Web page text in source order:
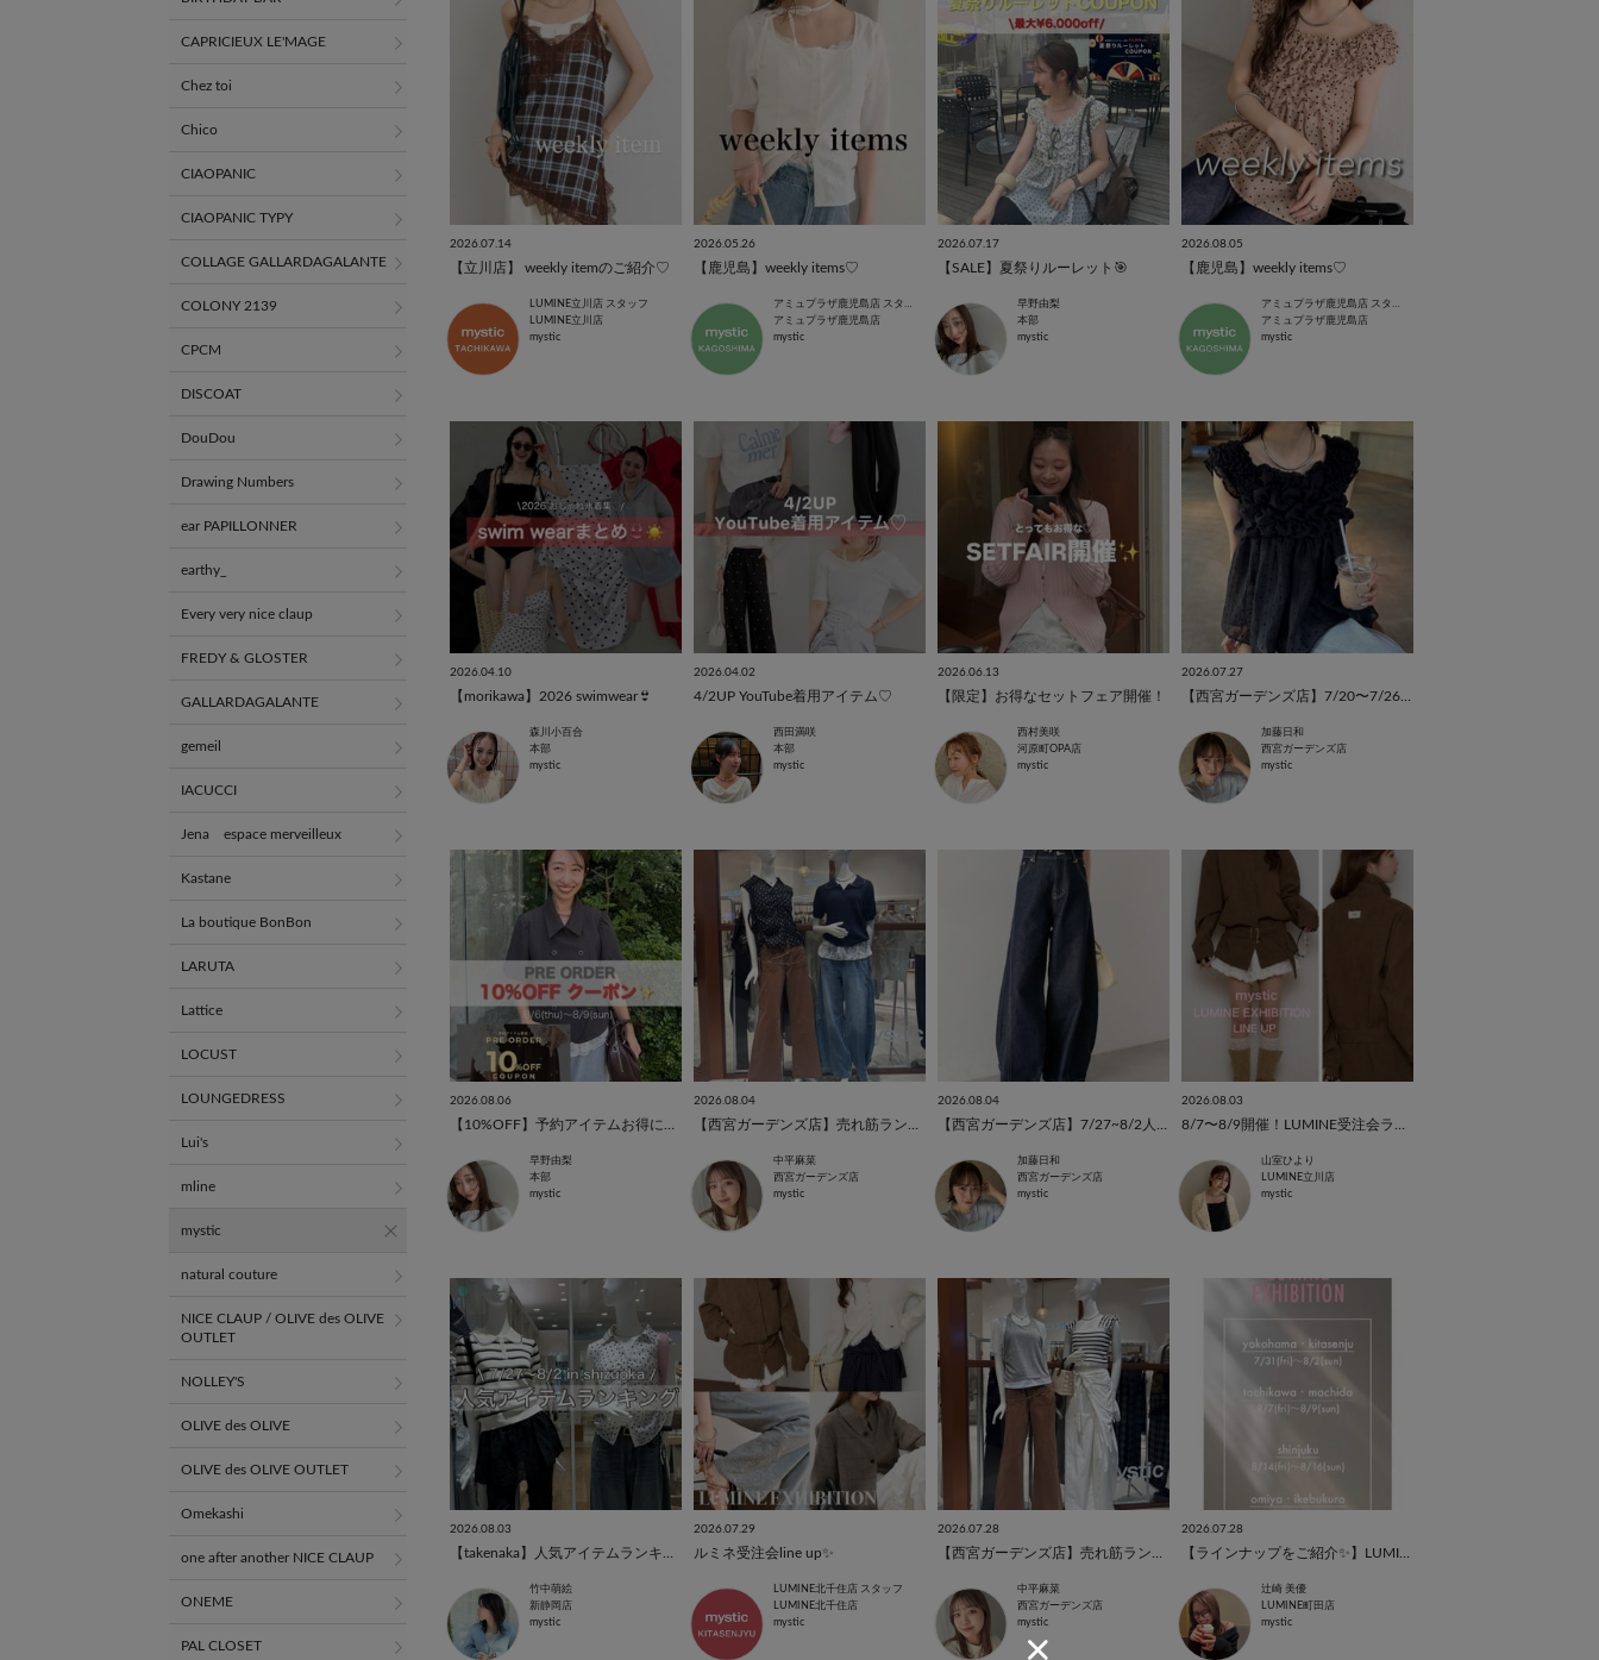
2026.07.14
【立川店】 weekly itemのご紹介♡
LUMINE立川店 スタッフ
LUMINE立川店
mystic
2026.05.26
【鹿児島】weekly items♡
アミュプラザ鹿児島店 スタッフ
アミュプラザ鹿児島店
mystic
2026.07.17
【SALE】夏祭りルーレット🎯
早野由梨
本部
mystic
2026.08.05
【鹿児島】weekly items♡
アミュプラザ鹿児島店 スタッフ
アミュプラザ鹿児島店
mystic
2026.04.10
【morikawa】2026 swimwear👙
森川小百合
本部
mystic
2026.04.02
4/2UP YouTube着用アイテム♡
西田満咲
本部
mystic
2026.06.13
【限定】お得なセットフェア開催！
西村美咲
河原町OPA店
mystic
2026.07.27
加藤日和
西宮ガーデンズ店
mystic
2026.08.06
早野由梨
本部
mystic
2026.08.04
中平麻菜
西宮ガーデンズ店
mystic
2026.08.04
加藤日和
西宮ガーデンズ店
mystic
2026.08.03
山室ひより
LUMINE立川店
mystic
2026.08.03
竹中萌絵
新静岡店
mystic
2026.07.29
ルミネ受注会line up✨
LUMINE北千住店 スタッフ
LUMINE北千住店
mystic
2026.07.28
中平麻菜
西宮ガーデンズ店
mystic
2026.07.28
辻崎 美優
LUMINE町田店
mystic
CAPRICIEUX LE'MAGE
Chez toi
Chico
CIAOPANIC
CIAOPANIC TYPY
COLLAGE GALLARDAGALANTE
COLONY 2139
CPCM
DISCOAT
DouDou
Drawing Numbers
ear PAPILLONNER
earthy_
Every very nice claup
FREDY & GLOSTER
GALLARDAGALANTE
gemeil
IACUCCI
Jena espace merveilleux
Kastane
La boutique BonBon
LARUTA
Lattice
LOCUST
LOUNGEDRESS
Lui's
mline
mystic
natural couture
NICE CLAUP / OLIVE des OLIVE
OUTLET
NOLLEY'S
OLIVE des OLIVE
OLIVE des OLIVE OUTLET
Omekashi
one after another NICE CLAUP
ONEME
PAL CLOSET